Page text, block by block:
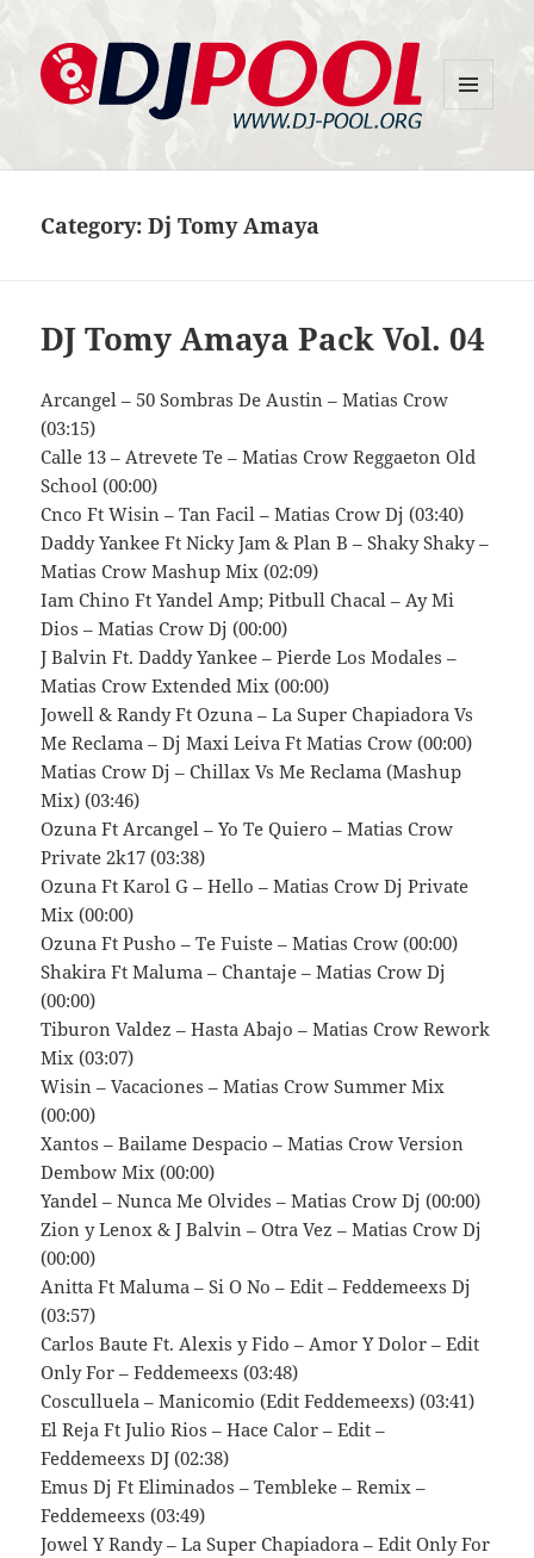
Category:Dj Tomy Amaya
DJ Tomy Amaya Pack Vol. 04
Arcangel – 50 Sombras De Austin – Matias Crow
(03:15)
Calle 13 – Atrevete Te – Matias Crow Reggaeton Old
School (00:00)
Cnco Ft Wisin – Tan Facil – Matias Crow Dj (03:40)
Daddy Yankee Ft Nicky Jam & Plan B – Shaky Shaky –
Matias Crow Mashup Mix (02:09)
Iam Chino Ft Yandel Amp; Pitbull Chacal – Ay Mi
Dios – Matias Crow Dj (00:00)
J Balvin Ft. Daddy Yankee – Pierde Los Modales –
Matias Crow Extended Mix (00:00)
Jowell & Randy Ft Ozuna – La Super Chapiadora Vs
Me Reclama – Dj Maxi Leiva Ft Matias Crow (00:00)
Matias Crow Dj – Chillax Vs Me Reclama (Mashup
Mix) (03:46)
Ozuna Ft Arcangel – Yo Te Quiero – Matias Crow
Private 2k17 (03:38)
Ozuna Ft Karol G – Hello – Matias Crow Dj Private
Mix (00:00)
Ozuna Ft Pusho – Te Fuiste – Matias Crow (00:00)
Shakira Ft Maluma – Chantaje – Matias Crow Dj
(00:00)
Tiburon Valdez – Hasta Abajo – Matias Crow Rework
Mix (03:07)
Wisin – Vacaciones – Matias Crow Summer Mix
(00:00)
Xantos – Bailame Despacio – Matias Crow Version
Dembow Mix (00:00)
Yandel – Nunca Me Olvides – Matias Crow Dj (00:00)
Zion y Lenox & J Balvin – Otra Vez – Matias Crow Dj
(00:00)
Anitta Ft Maluma – Si O No – Edit – Feddemeexs Dj
(03:57)
Carlos Baute Ft. Alexis y Fido – Amor Y Dolor – Edit
Only For – Feddemeexs (03:48)
Cosculluela – Manicomio (Edit Feddemeexs) (03:41)
El Reja Ft Julio Rios – Hace Calor – Edit –
Feddemeexs DJ (02:38)
Emus Dj Ft Eliminados – Tembleke – Remix –
Feddemeexs (03:49)
Jowel Y Randy – La Super Chapiadora – Edit Only For